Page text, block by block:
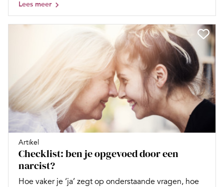
Lees meer
Artikel
Checklist: ben je opgevoed door een
narcist?
Hoe vaker je ‘ja’ zegt op onderstaande vragen, hoe